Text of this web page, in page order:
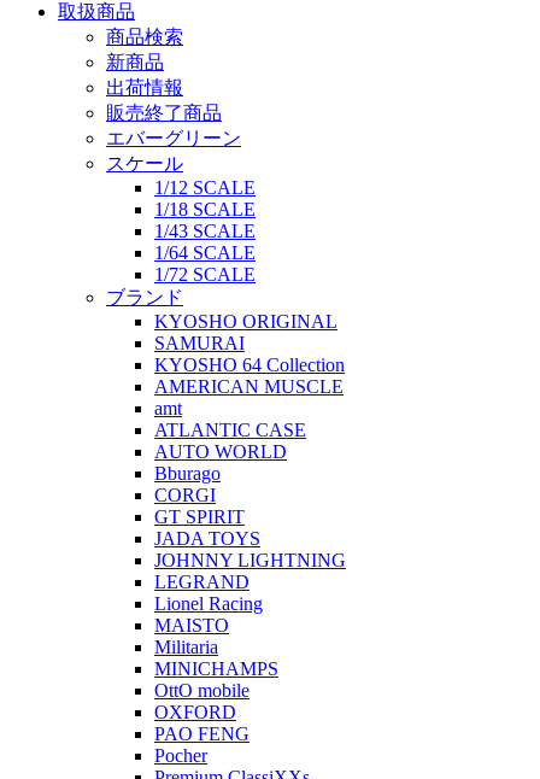
取扱商品
商品検索
新商品
出荷情報
販売終了商品
エバーグリーン
スケール
1/12 SCALE
1/18 SCALE
1/43 SCALE
1/64 SCALE
1/72 SCALE
ブランド
KYOSHO ORIGINAL
SAMURAI
KYOSHO 64 Collection
AMERICAN MUSCLE
amt
ATLANTIC CASE
AUTO WORLD
Bburago
CORGI
GT SPIRIT
JADA TOYS
JOHNNY LIGHTNING
LEGRAND
Lionel Racing
MAISTO
Militaria
MINICHAMPS
OttO mobile
OXFORD
PAO FENG
Pocher